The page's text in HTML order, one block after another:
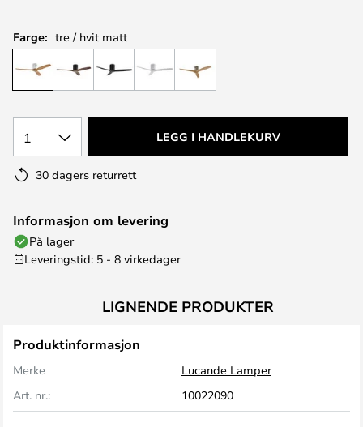
Farge: tre / hvit matt
1 LEGG I HANDLEKURV
30 dagers returrett
Informasjon om levering
På lager
Leveringstid: 5 - 8 virkedager
LIGNENDE PRODUKTER
Produktinformasjon
Merke
Lucande Lamper
Art. nr.:
10022090